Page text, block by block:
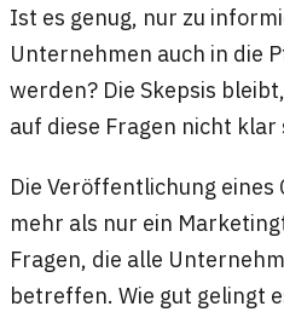
Ist es genug, nur zu
Unternehmen auch in die
werden? Die Skepsis
auf diese Fragen nicht klar
Die Veröffentlichung eines
mehr als nur ein
Fragen, die alle
betreffen. Wie gut gelingt